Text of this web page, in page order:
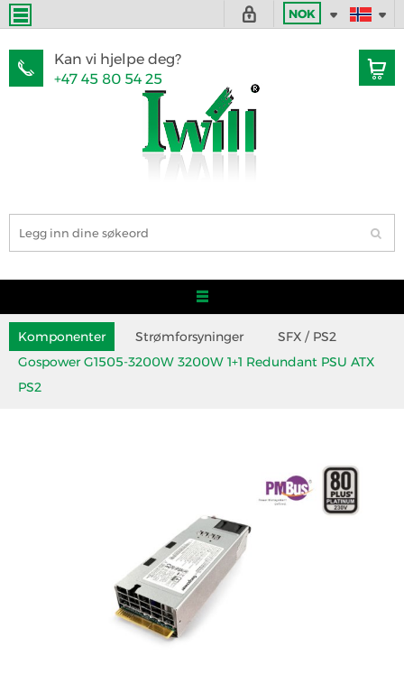
NOK
Kan vi hjelpe deg?
+47 45 80 54 25
Komponenter Strømforsyninger
SFX / PS2
Gospower G1505-3200W 3200W 1+1 Redundant PSU ATX
PS2